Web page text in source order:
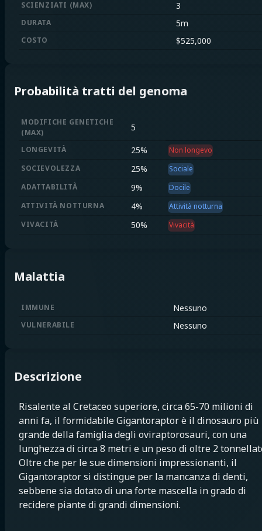
SCIENZIATI (MAX) 3
DURATA 5m
COSTO $525,000
Probabilità tratti del genoma
MODIFICHE GENETICHE
(MAX) 5
LONGEVITÀ 25%
Non longevo
SOCIEVOLEZZA
25%
Sociale
ADATTABILITÀ
9%
Docile
ATTIVITÀ NOTTURNA
4%
Attività notturna
VIVACITÀ
50% Vivacità
Malattia
IMMUNE Nessuno
VULNERABILE Nessuno
Descrizione
Risalente al Cretaceo superiore, circa 65-70 milioni di
anni fa, il formidabile Gigantoraptor è il dinosauro più
grande della famiglia degli oviraptorosauri, con una
lunghezza di circa 8 metri e un peso di oltre 2
Oltre che per le sue dimensioni impressionanti, il
Gigantoraptor si distingue per la mancanza di denti,
sebbene sia dotato di una forte mascella in grado di
recidere piante di grandi dimensioni.